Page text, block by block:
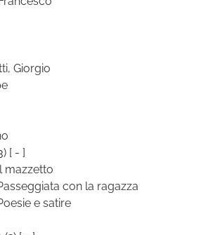
Giorgio
[ - ]
mazzetto
con la ragazza
e satire